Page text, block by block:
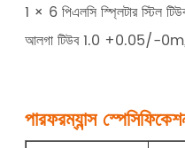
1 × 6 পিএলসি স্প্লিটার স্টিল
আলগা টিউব 1.0 +0.05/-0m,
পারফরম্যান্স